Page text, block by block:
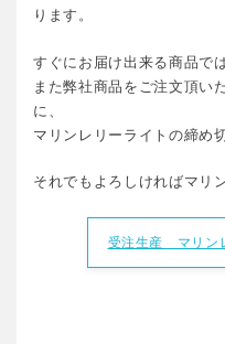
ります。
すぐにお届け出来る商品で
また弊社商品をご注文頂い
に、
マリンレリーライトの締め
それでもよろしければマリ
受注生産 マリン